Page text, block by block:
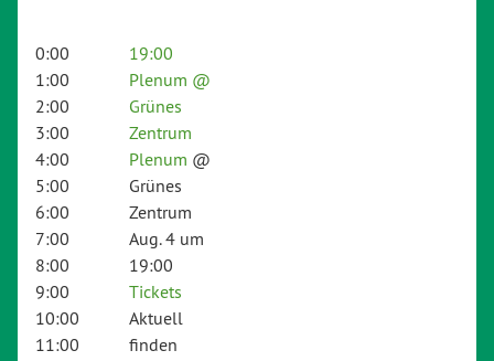
0:00
1:00
2:00
3:00
4:00
5:00
6:00
7:00
8:00
9:00
10:00
11:00
19:00
Plenum @
Grünes
Zentrum
Plenum @
Grünes
Zentrum
Aug. 4 um
19:00
Tickets
Aktuell
finden